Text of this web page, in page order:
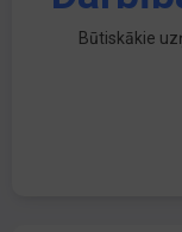
Būtiskākie